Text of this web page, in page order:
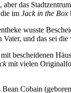
das
im Jack in the Box
wusste
Vater, und das sei
bescheidenen
mit vielen
Cobain